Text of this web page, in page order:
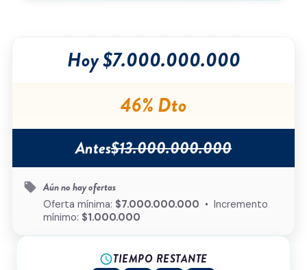
Correo electrónico
¿Cómo podemos ayudarte?
Hoy $7.000.000.000
46% Dto
Antes$13.000.000.000
local_offer Aún no hay ofertas
Oferta mínima: $7.000.000.000 • Incremento
mínimo: $1.000.000
scheduleTIEMPO RESTANTE